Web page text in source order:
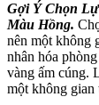
Gợi Ý Chọn
Màu Hồng.
nên một không
nhân hóa
vàng ấm cúng.
một không gian